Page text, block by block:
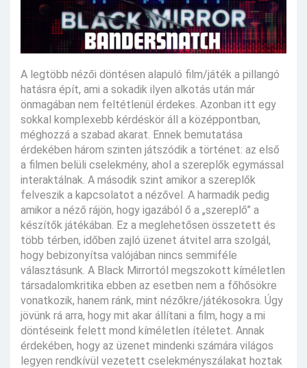
A legtöbb nézői döntésen alapuló film/játék a pillangó
hatásra épít, ami a sokadik ilyen alkotás után már
önmagában nem feltétlenül érdekes. Azonban itt egy
sokkal komplexebb kérdéskör áll a középpontban,
méghozzá a szabad akarat. Ennek bemutatása
érdekében három szinten játszódik a történet: az első
a filmen belüli cselekmény, ahol a szereplők egymással
interaktálnak. A második szint amikor a szereplők
felveszik a kapcsolatot a nézővel. A harmadik pedig
amikor a néző rájön, hogy igazából ő a „szereplő” a
készítők játékában. Ez a meglehetősen összetett és
több térben, időben zajló üzenet átvitel arra szolgál,
hogy bebizonyítsa valójában nincs semmiféle
választásunk. A Black Mirrortól megszokott kíméletlen
társadalomkritika ebben az esetben nem a főhősökre
vonatkozik, hanem ránk, mint nézőkre/játékosokra. Úgy
jövünk rá arra, hogy mit akar állítani a film, hogy a mi
döntéseink felett mond kíméletlen ítéletet. Annak
érdekében, hogy az üzenet mindenki számára világos
legyen rendkívül vezetett cselekményszálakat hoztak